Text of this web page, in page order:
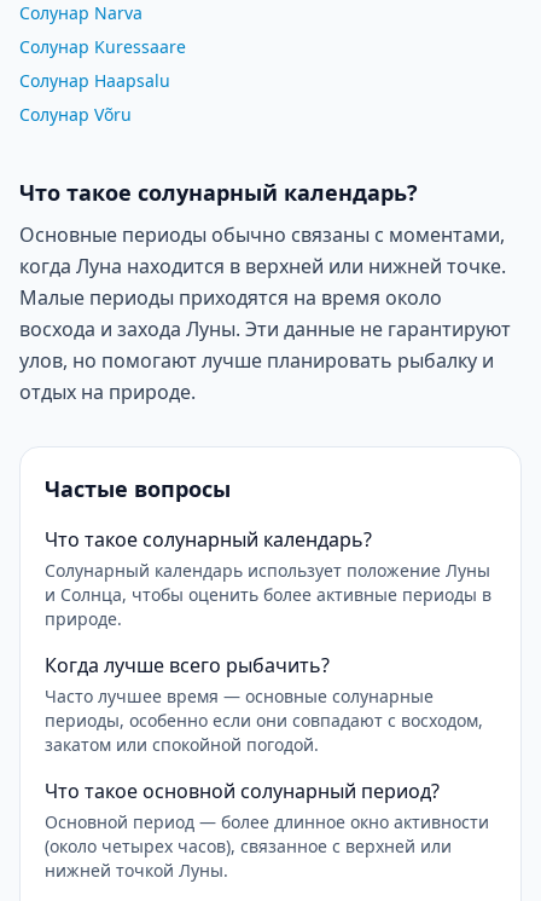
Солунар Narva
Солунар Kuressaare
Солунар Haapsalu
Солунар Võru
Что такое солунарный календарь?
Основные периоды обычно связаны с моментами,
когда Луна находится в верхней или нижней точке.
Малые периоды приходятся на время около
восхода и захода Луны. Эти данные не гарантируют
улов, но помогают лучше планировать рыбалку и
отдых на природе.
Частые вопросы
Что такое солунарный календарь?
Солунарный календарь использует положение Луны
и Солнца, чтобы оценить более активные периоды в
природе.
Когда лучше всего рыбачить?
Часто лучшее время — основные солунарные
периоды, особенно если они совпадают с восходом,
закатом или спокойной погодой.
Что такое основной солунарный период?
Основной период — более длинное окно активности
(около четырех часов), связанное с верхней или
нижней точкой Луны.